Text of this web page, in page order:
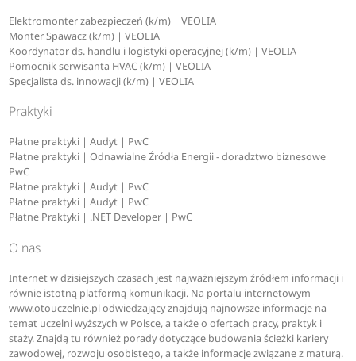
Elektromonter zabezpieczeń (k/m) | VEOLIA
Monter Spawacz (k/m) | VEOLIA
Koordynator ds. handlu i logistyki operacyjnej (k/m) | VEOLIA
Pomocnik serwisanta HVAC (k/m) | VEOLIA
Specjalista ds. innowacji (k/m) | VEOLIA
Praktyki
Płatne praktyki | Audyt | PwC
Płatne praktyki | Odnawialne Źródła Energii - doradztwo biznesowe |
PwC
Płatne praktyki | Audyt | PwC
Płatne praktyki | Audyt | PwC
Płatne Praktyki | .NET Developer | PwC
O nas
Internet w dzisiejszych czasach jest najważniejszym źródłem informacji i
równie istotną platformą komunikacji. Na portalu internetowym
www.otouczelnie.pl odwiedzający znajdują najnowsze informacje na
temat uczelni wyższych w Polsce, a także o ofertach pracy, praktyk i
staży. Znajdą tu również porady dotyczące budowania ścieżki kariery
zawodowej, rozwoju osobistego, a także informacje związane z maturą.